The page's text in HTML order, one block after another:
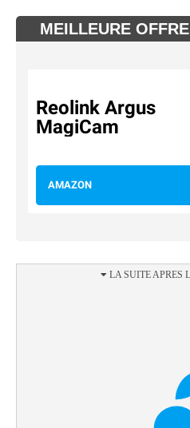
MEILLEURE OFFRE
Reolink Argus
MagiCam
AMAZON